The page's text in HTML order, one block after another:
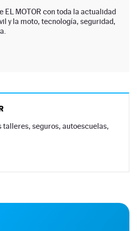
EL MOTOR con toda la actualidad
y la moto, tecnología, seguridad,
talleres, seguros, autoescuelas,